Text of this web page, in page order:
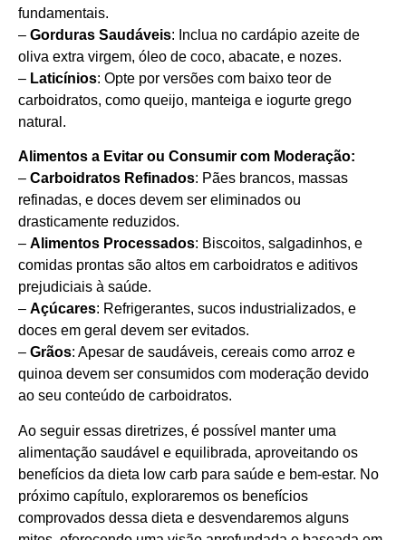
fundamentais.
– Gorduras Saudáveis: Inclua no cardápio azeite de
oliva extra virgem, óleo de coco, abacate, e nozes.
– Laticínios: Opte por versões com baixo teor de
carboidratos, como queijo, manteiga e iogurte grego
natural.
Alimentos a Evitar ou Consumir com Moderação:
– Carboidratos Refinados: Pães brancos, massas
refinadas, e doces devem ser eliminados ou
drasticamente reduzidos.
– Alimentos Processados: Biscoitos, salgadinhos, e
comidas prontas são altos em carboidratos e aditivos
prejudiciais à saúde.
– Açúcares: Refrigerantes, sucos industrializados, e
doces em geral devem ser evitados.
– Grãos: Apesar de saudáveis, cereais como arroz e
quinoa devem ser consumidos com moderação devido
ao seu conteúdo de carboidratos.
Ao seguir essas diretrizes, é possível manter uma
alimentação saudável e equilibrada, aproveitando os
benefícios da dieta low carb para saúde e bem-estar. No
próximo capítulo, exploraremos os benefícios
comprovados dessa dieta e desvendaremos alguns